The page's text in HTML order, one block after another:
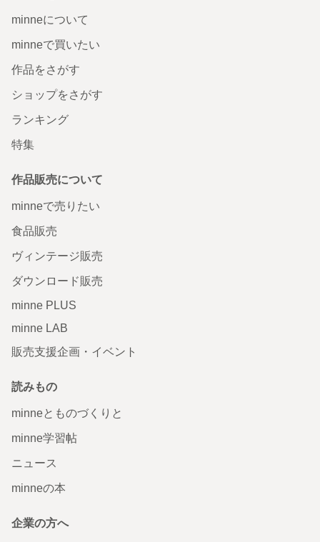
minneについて
minneで買いたい
作品をさがす
ショップをさがす
ランキング
特集
作品販売について
minneで売りたい
食品販売
ヴィンテージ販売
ダウンロード販売
minne PLUS
minne LAB
販売支援企画・イベント
読みもの
minneとものづくりと
minne学習帖
ニュース
minneの本
企業の方へ